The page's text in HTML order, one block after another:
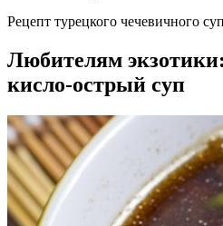
Рецепт турецкого чечевичного
Любителям
кисло-острый суп